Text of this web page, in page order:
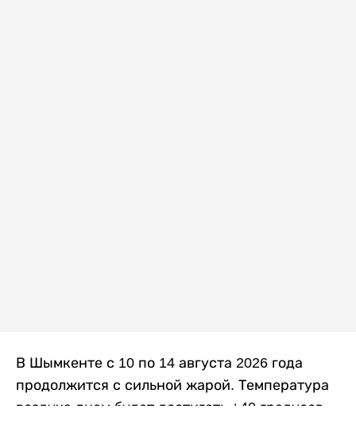
В Шымкенте с 10 по 14 августа 2026 года
продолжится с сильной жарой. Температура
воздуха днем будет достигать +40 градусов,